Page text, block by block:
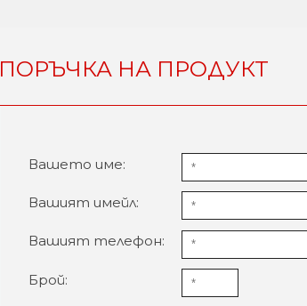
ПОРЪЧКА НА ПРОДУКТ
Вашето име:
Вашият имейл:
Вашият телефон:
Брой: